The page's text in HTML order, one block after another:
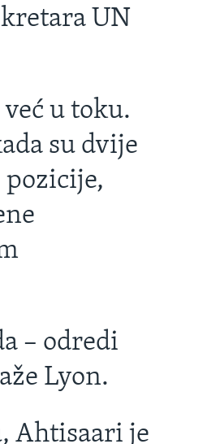
UN
u toku.
su dvije
pozicije,
– odredi
Lyon.
Ahtisaari je